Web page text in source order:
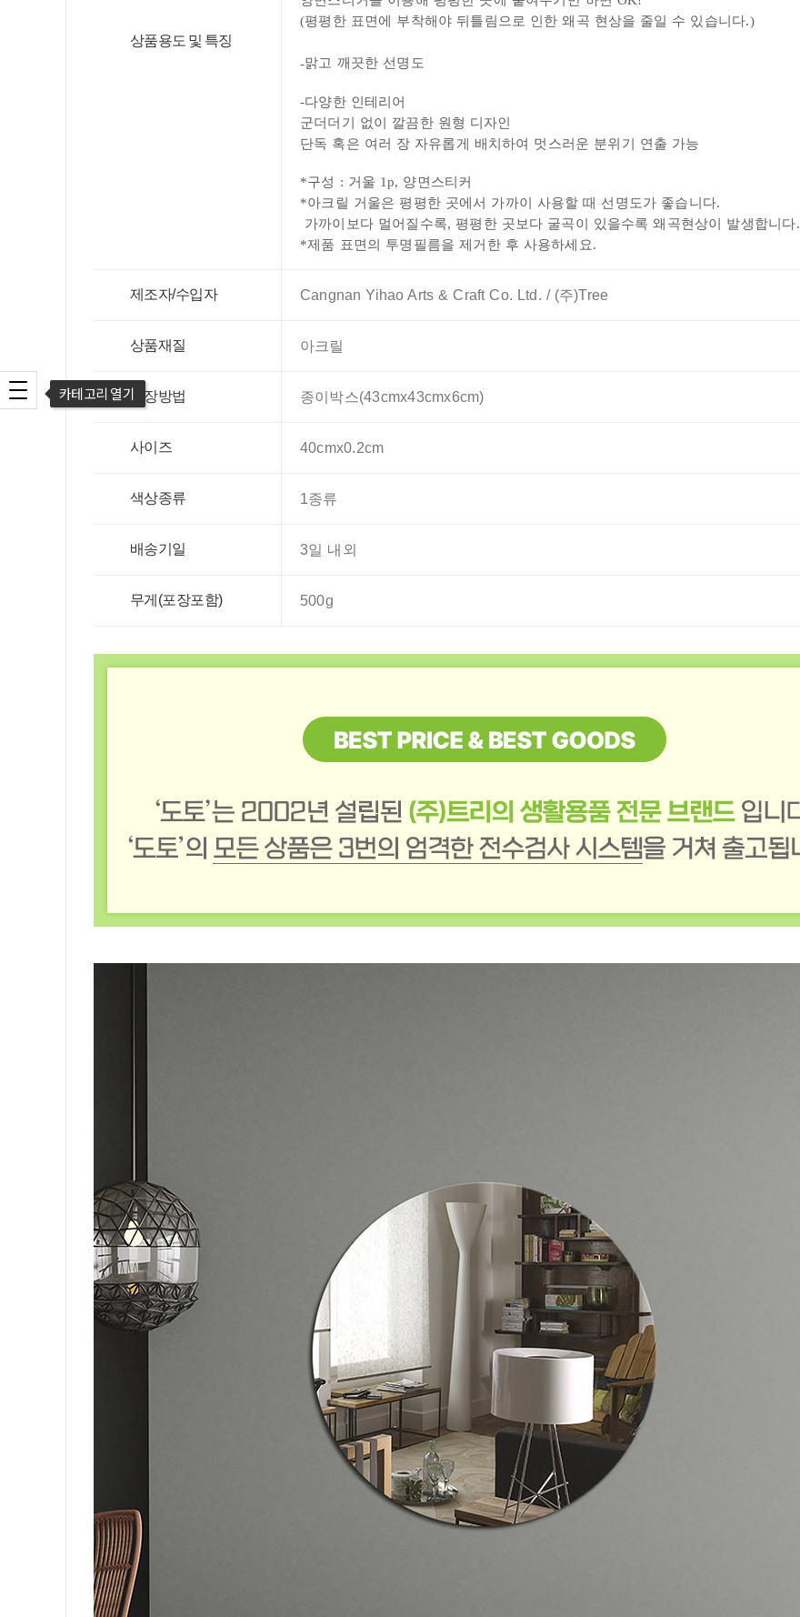
카테고리 열기
상품용도 및 특징
(평평한 표면에 부착해야 뒤틀림으로 인한왜곡 현상을 줄일 수 있습니다.)
-맑고 깨끗한 선명도
-다양한 인테리어
군더더기 없이 깔끔한 원형 디자인
단독 혹은 여러 장 자유롭게 배치하여 멋스러운 분위기 연출 가능
*구성 : 거울 1p, 양면스티커
*아크릴 거울은 평평한 곳에서 가까이 사용할 때 선명도가 좋습니다.
가까이보다 멀어질수록, 평평한 곳보다 굴곡이 있을수록 왜곡현상이 발생합니다.
*제품 표면의 투명필름을 제거한 후 사용하세요.
제조자/수입자 Cangnan Yihao Arts & Craft Co. Ltd. / (주)Tree
상품재질 아크릴
포장방법 종이박스(43cmx43cmx6cm)
사이즈 40cmx0.2cm
색상종류 1종류
배송기일 3일 내외
무게(포장포함) 500g